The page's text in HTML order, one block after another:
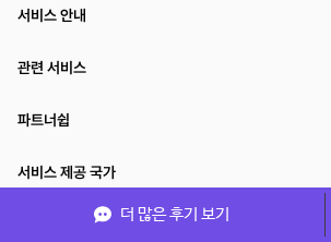
더 많은 후기 보기
서비스 안내
관련 서비스
파트너쉽
서비스 제공 국가